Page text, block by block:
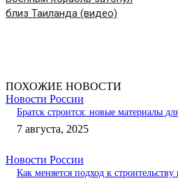
близ Таиланда (видео)
ПОХОЖИЕ НОВОСТИ
Новости России
Братск строится: новые материалы
7 августа, 2025
Новости России
Как меняется подход к